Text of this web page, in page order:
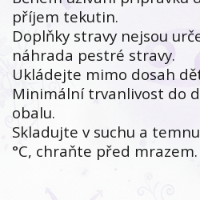
příjem tekutin.
Doplňky stravy nejsou
náhrada pestré stravy.
Ukládejte mimo dosah
Minimální trvanlivost do
obalu.
Skladujte v suchu a
°C, chraňte před mrazem.